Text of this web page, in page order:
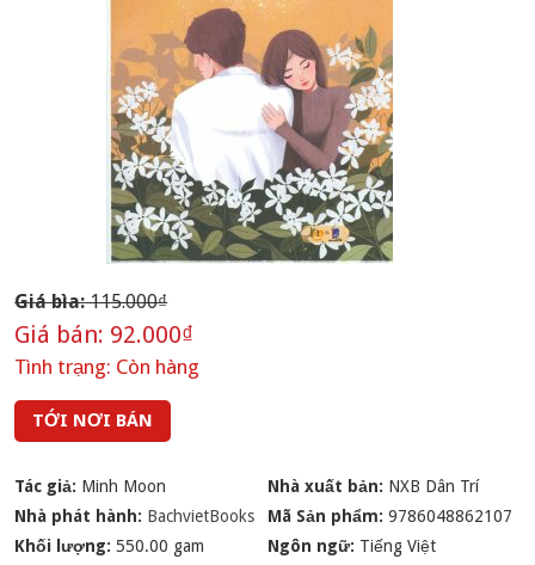
Giá bìa:115.000₫
Giá bán: 92.000₫
Tình trạng: Còn hàng
TỚI NƠI BÁN
Tác giả: Minh Moon Nhà xuất bản: NXB Dân Trí
Nhà phát hành: BachvietBooks Mã Sản phẩm: 9786048862107
Khối lượng:550.00 gam Ngôn ngữ: Tiếng Việt